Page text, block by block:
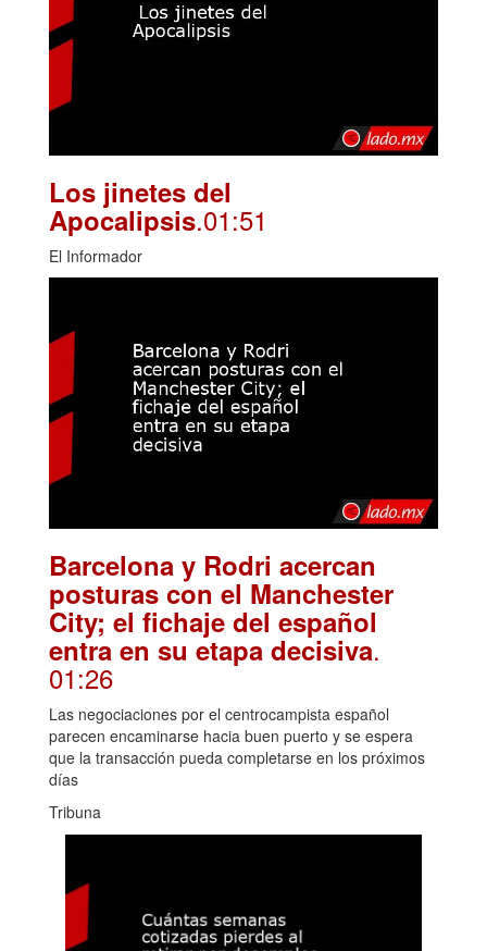
Los jinetes del
Apocalipsis.01:51
El Informador
Barcelona y Rodri acercan
posturas con el Manchester
City; el fichaje del español
entra en su etapa decisiva.
01:26
Las negociaciones por el centrocampista español
parecen encaminarse hacia buen puerto y se espera
que la transacción pueda completarse en los próximos
días
Tribuna